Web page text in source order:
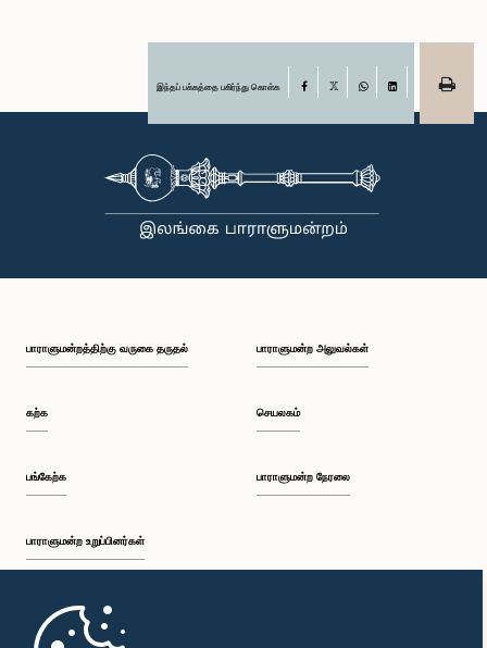
இந்தப் பக்கத்தை பகிர்ந்து கொள்க Facebook
பாராளுமன்றத்திற்கு வருகை தருதல்
கற்க
பங்கேற்க
பாராளுமன்ற உறுப்பினர்கள்
முதற்பக்கம்
பாராளுமன்ற அலுவல்கள்
செயலகம்
பாராளுமன்ற நேரலை